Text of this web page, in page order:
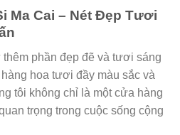
Ma Cai – Nét Đẹp Tươi
phần đẹp đẽ và tươi sáng
hoa tươi đầy màu sắc và
tôi không chỉ là một cửa hàng
trọng trong cuộc sống cộng